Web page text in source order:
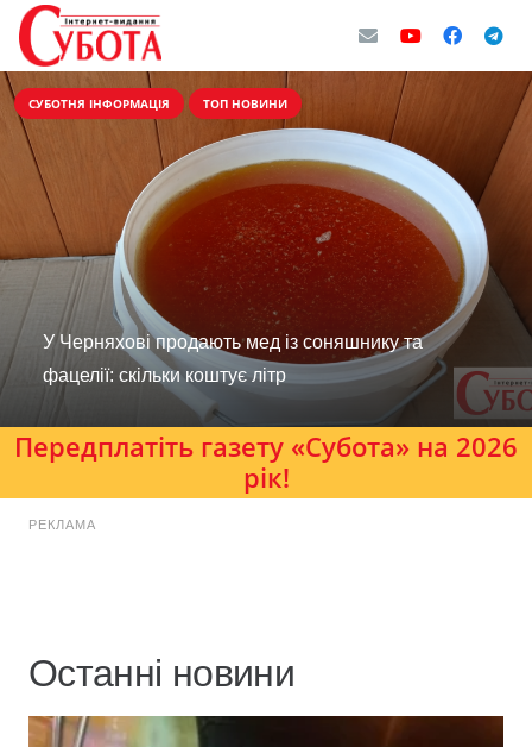
СУБОТНЯ ІНФОРМАЦІЯ ТОП НОВИНИ
У Черняхові продають мед із соняшнику та
фацелії: скільки коштує літр
Передплатіть газету «Субота» на 2026
рік!
РЕКЛАМА
Останні новини